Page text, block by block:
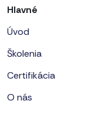
Hlavné
Úvod
Školenia
Certifikácia
O nás